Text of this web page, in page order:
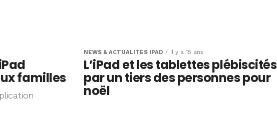
tablettes
familles
NEWS & ACTUALITÉS IPAD Il y a 15 ans
L’iPad et les tablettes plébiscités
par un tiers des personnes pour
noël